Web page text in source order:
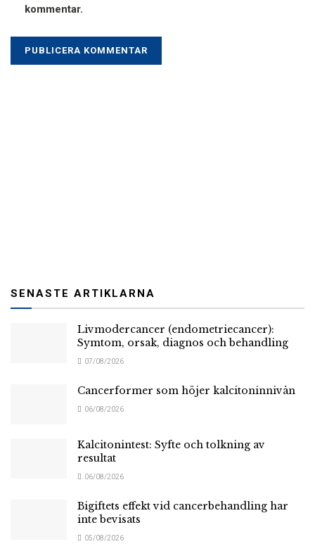
kommentar.
SENASTE ARTIKLARNA
Livmodercancer (endometriecancer):
Symtom, orsak, diagnos och behandling
07/08/2026
Cancerformer som höjer kalcitoninnivån
06/08/2026
Kalcitonintest: Syfte och tolkning av
resultat
06/08/2026
Bigiftets effekt vid cancerbehandling har
inte bevisats
05/08/2026